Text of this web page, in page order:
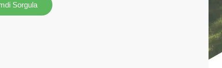
Sorgula